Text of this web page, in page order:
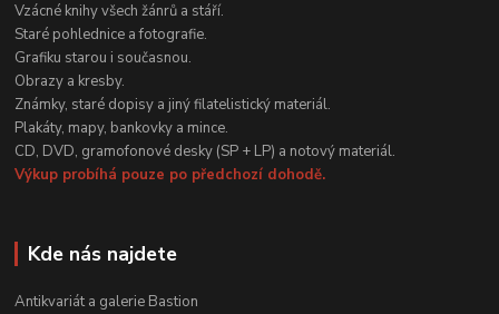
Vzácné knihy všech žánrů a stáří.
Staré pohlednice a fotografie.
Grafiku starou i současnou.
Obrazy a kresby.
Známky, staré dopisy a jiný filatelistický materiál.
Plakáty, mapy, bankovky a mince.
CD, DVD, gramofonové desky (SP + LP) a notový materiál.
Výkup probíhá pouze po předchozí dohodě.
Kde nás najdete
Antikvariát a galerie Bastion